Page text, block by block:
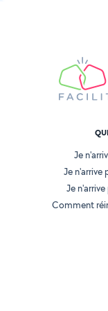
Je
Je n'arrive
Je
Comment